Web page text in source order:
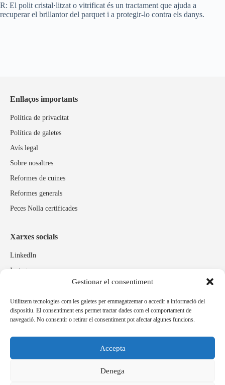
Gestionar el consentiment
Utilitzem tecnologies com les galetes per emmagatzemar o accedir a informació del
dispositiu. El consentiment ens permet tractar dades com el comportament de
navegació. No consentir o retirar el consentiment pot afectar algunes funcions.
Accepta
Denega
R: El polit cristal·litzat o vitrificat és un tractament que ajuda a
recuperar el brillantor del parquet i a protegir-lo contra els danys.
Enllaços importants
Política de privacitat
Política de galetes
Avís legal
Sobre nosaltres
Reformes de cuines
Reformes generals
Peces Nolla certificades
Xarxes socials
LinkedIn
Instagram
Marques relacionades